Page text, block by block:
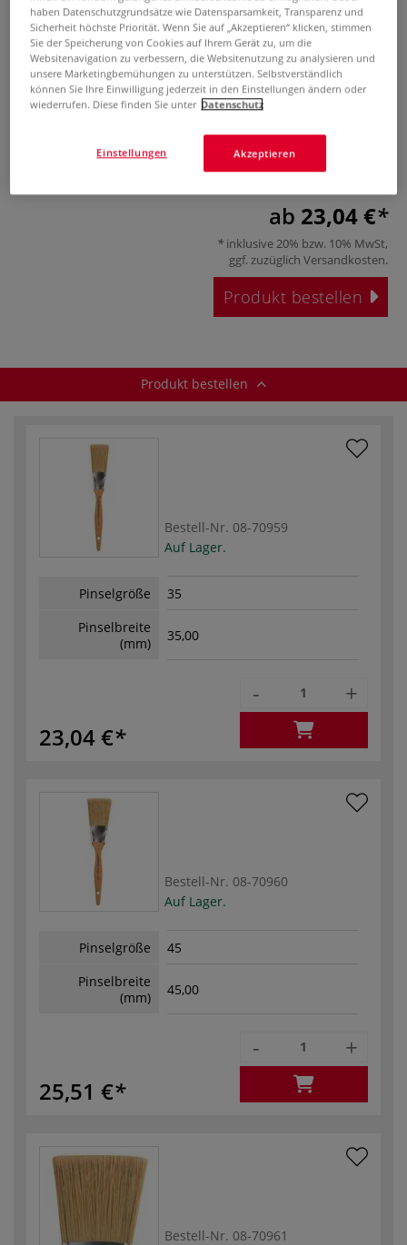
Léonard Borstenpinsel, Serie 3740
PL
0 Bewertungen
Breiter Léonard Borstenpinsel, extra-dünn, flach,
trapezförmig zur Imitation von Holzmaserungen
ab 23,04 €
inklusive 20% bzw. 10% MwSt,
ggf. zuzüglich Versandkosten.
Produkt bestellen
Produkt bestellen
Bestell-Nr. 08-70959
Auf Lager.
Pinselgröße
35
Pinselbreite
(mm)
35,00
23,04 €
- +
Bestell-Nr. 08-70960
Auf Lager.
Pinselgröße
45
Pinselbreite
(mm)
45,00
25,51 €
- +
Bestell-Nr. 08-70961
haben Datenschutzgrundsätze wie Datensparsamkeit, Transparenz und
Sicherheit höchste Priorität. Wenn Sie auf „Akzeptieren“ klicken, stimmen
Sie der Speicherung von Cookies auf Ihrem Gerät zu, um die
Websitenavigation zu verbessern, die Websitenutzung zu analysieren und
unsere Marketingbemühungen zu unterstützen. Selbstverständlich
können Sie Ihre Einwilligung jederzeit in den Einstellungen ändern oder
wiederrufen. Diese finden Sie unter Datenschutz
Akzeptieren
Einstellungen